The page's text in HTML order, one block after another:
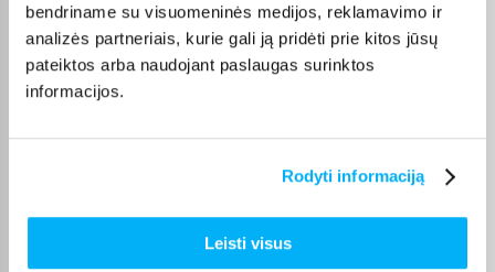
bendriname su visuomeninės medijos, reklamavimo ir
analizės partneriais, kurie gali ją pridėti prie kitos jūsų
pateiktos arba naudojant paslaugas surinktos
informacijos.
Rodyti informaciją
Leisti visus
Patvirtintas pirkėjas
Žydrūnas K.